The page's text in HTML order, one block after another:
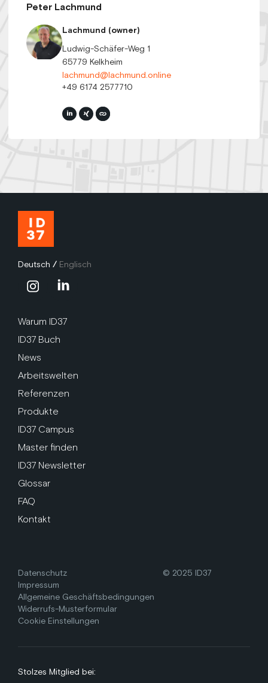
Peter Lachmund
Lachmund (owner)
Ludwig-Schäfer-Weg 1
65779 Kelkheim
lachmund@lachmund.online
+49 6174 2577710
Deutsch / Englisch
Warum ID37
ID37 Buch
News
Arbeitswelten
Referenzen
Produkte
ID37 Campus
Master finden
ID37 Newsletter
Glossar
FAQ
Kontakt
Datenschutz
Impressum
Allgemeine Geschäftsbedingungen
Widerrufs-Musterformular
Cookie Einstellungen
© 2025 ID37
Stolzes Mitglied bei: